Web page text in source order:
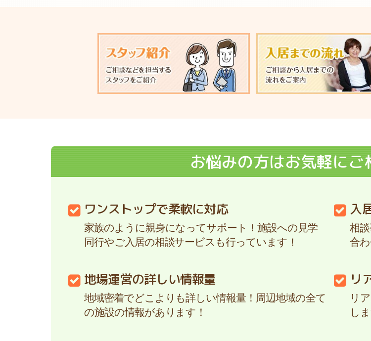
お悩みの方はお気軽にご
ワンストップで柔軟に対応
家族のように親身になってサポート！施設への見学
同行やご入居の相談サービスも行っています！
入
相
合
地場運営の詳しい情報量
地域密着でどこよりも詳しい情報量！周辺地域の全て
の施設の情報があります！
リ
リ
し